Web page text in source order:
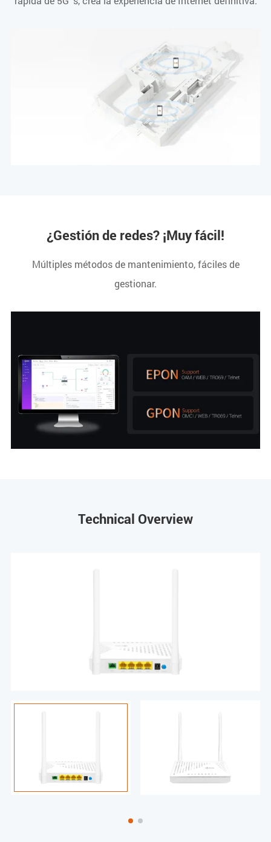
¿Gestión de redes? ¡Muy fácil!
Múltiples métodos de mantenimiento, fáciles de
gestionar.
Technical Overview